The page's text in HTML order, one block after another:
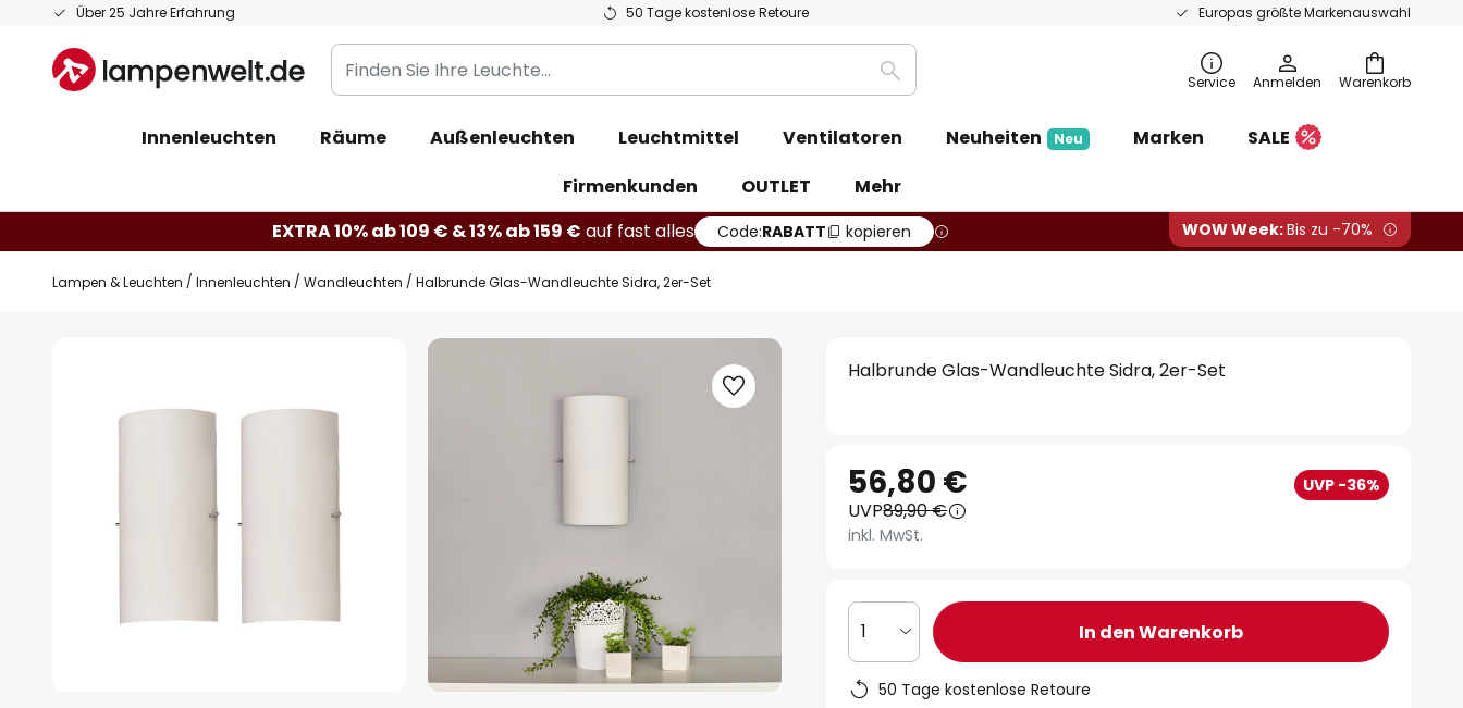
Über 25 Jahre Erfahrung 50 Tage kostenlose Retoure Europas größte Markenauswahl
Zum
springen
Warenkorb
Finden
Sie
Leuchte...
Suche Service Anmelden
Innenleuchten Räume Außenleuchten Leuchtmittel Ventilatoren Neuheiten Neu Marken
SALE
Firmenkunden
OUTLET
Mehr
EXTRA 10% ab 109 € & 13% ab 159 € auf fast alles Code:RABATT kopieren WOW Week:Bis zu -70%
Lampen & Leuchten Innenleuchten Wandleuchten Halbrunde Glas-Wandleuchte Sidra, 2er-Set
Halbrunde Glas-Wandleuchte Sidra, 2er-Set
56,80 € UVP -36%
UVP89,90 €
inkl. MwSt.
1 In den Warenkorb
50 Tage kostenlose Retoure